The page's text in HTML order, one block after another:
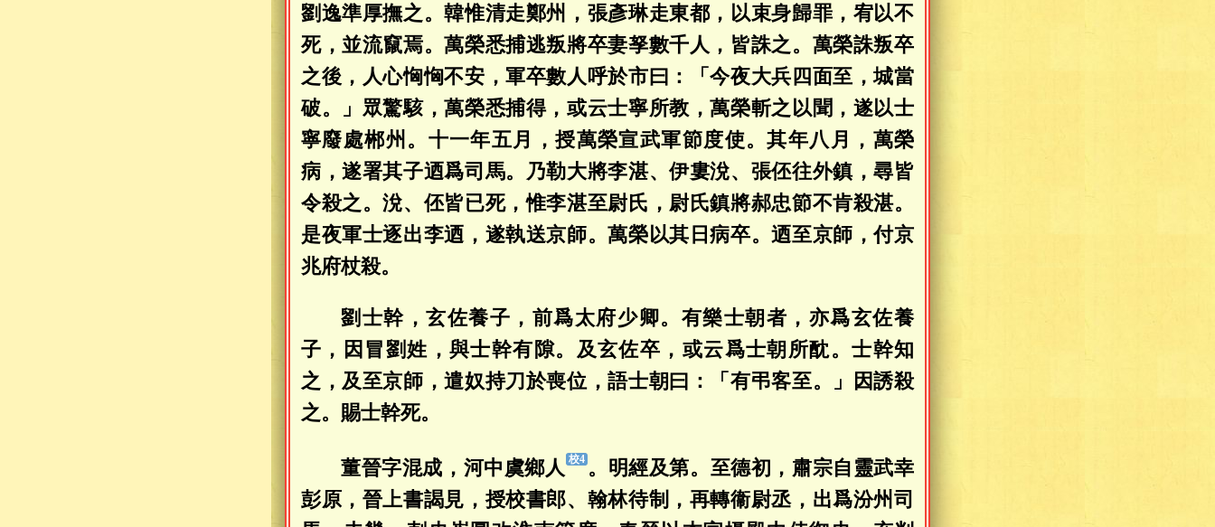
劉逸準厚撫之。韓惟清走鄭州，張彥琳走東都，以束身歸罪，宥以不
死，並流竄焉。萬榮悉捕逃叛將卒妻孥數千人，皆誅之。萬榮誅叛卒
之後，人心恟恟不安，軍卒數人呼於市曰：「今夜大兵四面至，城當
破。」眾驚駭，萬榮悉捕得，或云士寧所教，萬榮斬之以聞，遂以士
寧廢處郴州。十一年五月，授萬榮宣武軍節度使。其年八月，萬榮
病，遂署其子迺爲司馬。乃勒大將李湛、伊婁涗、張伾往外鎮，尋皆
令殺之。涗、伾皆已死，惟李湛至尉氏，尉氏鎮將郝忠節不肯殺湛。
是夜軍士逐出李迺，遂執送京師。萬榮以其日病卒。迺至京師，付京
兆府杖殺。
劉士幹，玄佐養子，前爲太府少卿。有樂士朝者，亦爲玄佐養
子，因冒劉姓，與士幹有隙。及玄佐卒，或云爲士朝所酖。士幹知
之，及至京師，遣奴持刀於喪位，語士朝曰：「有弔客至。」因誘殺
之。賜士幹死。
董晉字混成，河中虞鄉人
。明經及第。至德初，肅宗自靈武幸
彭原，晉上書謁見，授校書郎、翰林待制，再轉衞尉丞，出爲汾州司